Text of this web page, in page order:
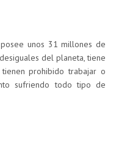
unos 31 millones de
del planeta, tiene
prohibido trabajar o
sufriendo todo tipo de